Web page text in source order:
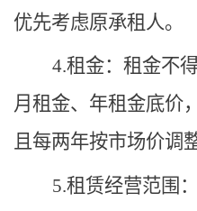
优先考虑原承租人。
4.租金： 租金不
月租金、年租金底价
且每两年按市场价调
5.租赁经营范围 ：